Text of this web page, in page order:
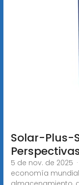
Solar-Plus-
5 de nov. de 2025
economía